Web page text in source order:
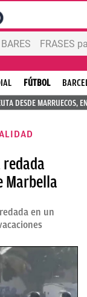
FRASES
FÚTBOL
DESDE MARRUECOS,
redada
Marbella
en un